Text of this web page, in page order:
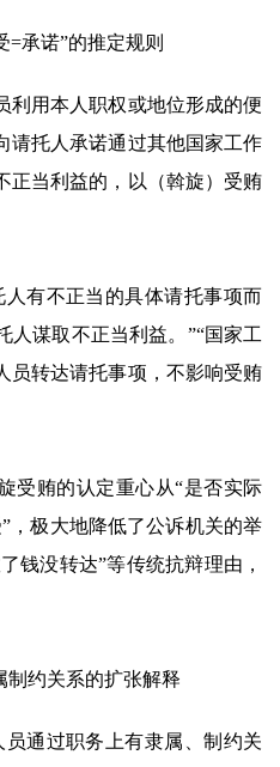
=承诺”的推定规则
利用本人职权或地位形成的便
请托人承诺通过其他国家工作
正当利益的，以（斡旋）受贿
有不正当的具体请托事项而
人谋取不正当利益。”“国家工
员转达请托事项，不影响受贿
受贿的认定重心从“是否实际
，极大地降低了公诉机关的举
钱没转达”等传统抗辩理由，
制约关系的扩张解释
通过职务上有隶属、制约关